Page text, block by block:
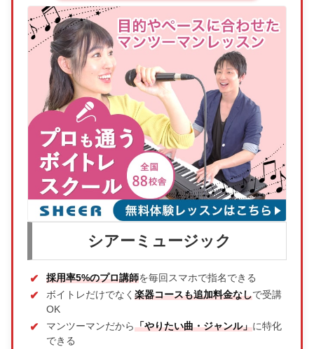
シアーミュージック
採用率5%のプロ講師を毎回スマホで指名できる
ボイトレだけでなく 楽器コースも追加料金なしで受講
OK
マンツーマンだから「やりたい曲・ジャンル」に特化
できる